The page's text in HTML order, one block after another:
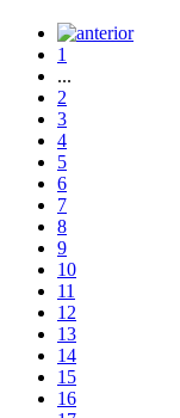
1
...
2
3
4
5
6
7
8
9
10
11
12
13
14
15
16